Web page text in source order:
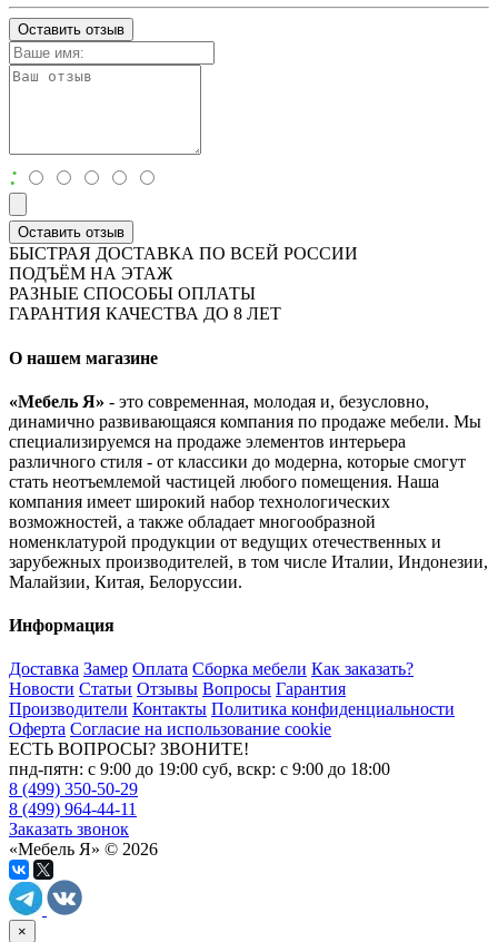
Оставить отзыв
:
Оставить отзыв
БЫСТРАЯ ДОСТАВКА ПО ВСЕЙ РОССИИ
ПОДЪЁМ НА ЭТАЖ
РАЗНЫЕ СПОСОБЫ ОПЛАТЫ
ГАРАНТИЯ КАЧЕСТВА ДО 8 ЛЕТ
О нашем магазине
«Мебель Я» - это современная, молодая и, безусловно,
динамично развивающаяся компания по продаже мебели. Мы
специализируемся на продаже элементов интерьера
различного стиля - от классики до модерна, которые смогут
стать неотъемлемой частицей любого помещения. Наша
компания имеет широкий набор технологических
возможностей, а также обладает многообразной
номенклатурой продукции от ведущих отечественных и
зарубежных производителей, в том числе Италии, Индонезии,
Малайзии, Китая, Белоруссии.
Информация
Доставка Замер Оплата Сборка мебели Как заказать?
Новости Статьи Отзывы Вопросы Гарантия
Производители Контакты Политика конфиденциальности
Оферта Согласие на использование cookie
ЕСТЬ ВОПРОСЫ? ЗВОНИТЕ!
пнд-пятн: с 9:00 до 19:00 суб, вскр: с 9:00 до 18:00
8 (499) 350-50-29
8 (499) 964-44-11
Заказать звонок
«Мебель Я» © 2026
×